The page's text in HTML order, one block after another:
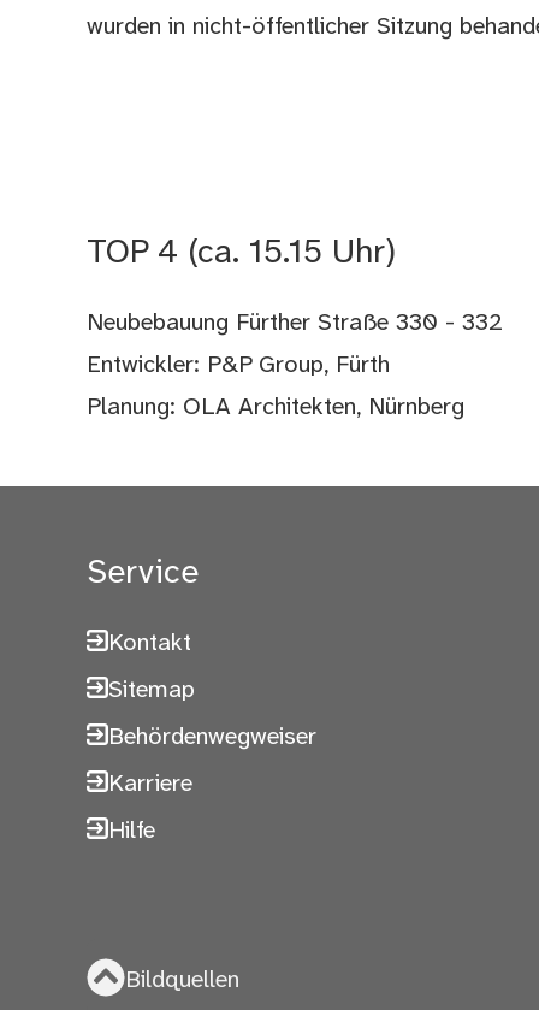
wurden in nicht-öffentlicher Sitzung
TOP 4 (ca. 15.15 Uhr)
Neubebauung Fürther Straße 330 - 332
Entwickler: P&P Group, Fürth
Planung: OLA Architekten, Nürnberg
Service
Kontakt
Sitemap
Behördenwegweiser
Karriere
Hilfe
Bildquellen